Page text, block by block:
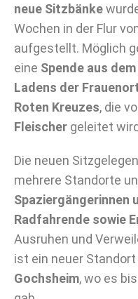
neue Sitzbänke
Wochen in der Flur
aufgestellt. Möglich
eine Spende aus
Ladens der
Roten Kreuzes, die
Fleischer geleitet
Die neuen
mehrere Standorte
Spaziergängerinnen
Radfahrende sowie
Ausruhen und
ist ein neuer Standort
Gochsheim, wo es